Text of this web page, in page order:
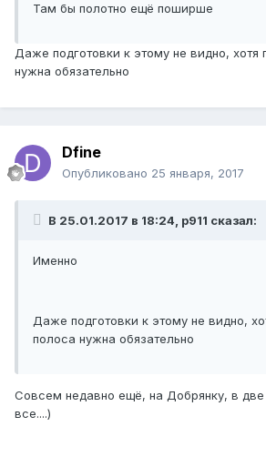
Там бы полотно ещё поширше
Даже подготовки к этому не видно, хотя
нужна обязательно
Dfine
Опубликовано 25 января, 2017
В 25.01.2017 в 18:24, p911 сказал:
Именно
Даже подготовки к этому не видно,
полоса нужна обязательно
Совсем недавно ещё, на Добрянку, в
все....)